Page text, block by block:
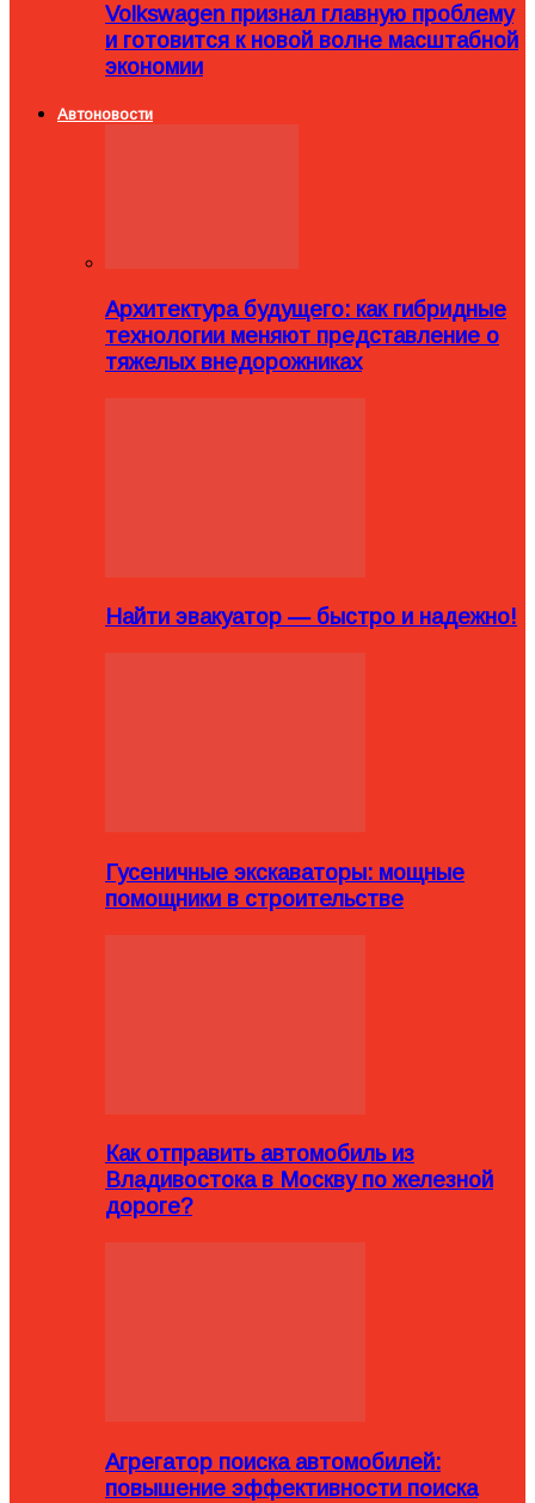
Volkswagen признал главную проблему
и готовится к новой волне масштабной
экономии
Автоновости
Архитектура будущего: как гибридные
технологии меняют представление о
тяжелых внедорожниках
Найти эвакуатор — быстро и надежно!
Гусеничные экскаваторы: мощные
помощники в строительстве
Как отправить автомобиль из
Владивостока в Москву по железной
дороге?
Агрегатор поиска автомобилей:
повышение эффективности поиска